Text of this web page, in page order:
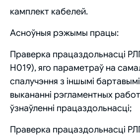
камплект кабелей.
Асноўныя рэжымы працы:
Праверка працаздольнасці
Н019), яго параметраў на
спалучэння з іншымі
выкананні рэгламентных
ўзнаўленні працаздольнасці;
Праверка працаздольнасці